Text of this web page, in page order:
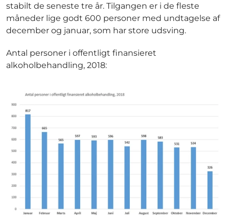
stabilt de seneste tre år. Tilgangen er i de fleste
måneder lige godt 600 personer med undtagelse af
december og januar, som har store udsving.
Antal personer i offentligt finansieret
alkoholbehandling, 2018: